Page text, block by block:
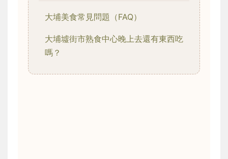
大埔美食常見問題（FAQ）
大埔墟街市熟食中心晚上去還有東西吃
嗎？